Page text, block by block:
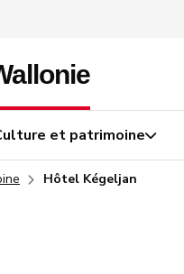
et patrimoine
Hôtel Kégeljan